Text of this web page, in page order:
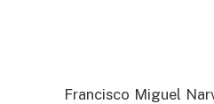
Francisco Miguel